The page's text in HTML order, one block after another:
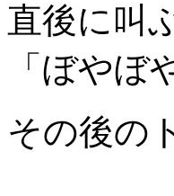
直後に叫
「ぼや
その後の